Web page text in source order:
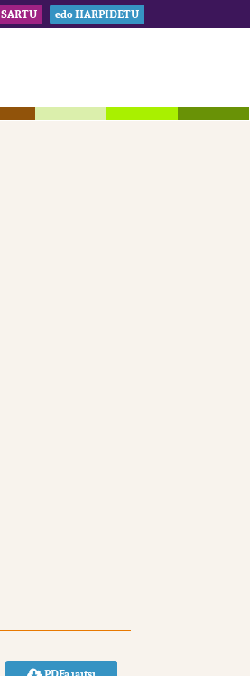
SARTU edo HARPIDETU